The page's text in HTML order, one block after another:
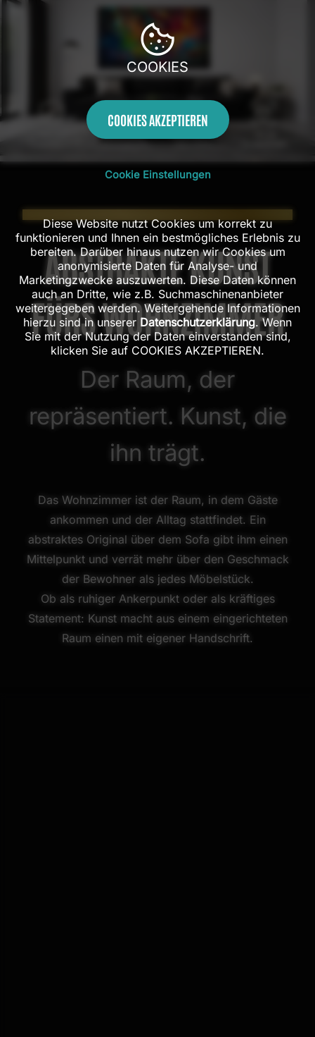
Handarbeit aus
ABSTRAKTE KUNST
FÜRS WOHNZIMMER
Der Raum, der
repräsentiert. Kunst, die
ihn trägt.
Das Wohnzimmer ist der Raum, in dem Gäste
ankommen und der Alltag stattfindet. Ein
abstraktes Original über dem Sofa gibt ihm einen
Mittelpunkt und verrät mehr über den Geschmack
der Bewohner als jedes Möbelstück.
Ob als ruhiger Ankerpunkt oder als kräftiges
Statement: Kunst macht aus einem eingerichteten
Raum einen mit eigener Handschrift.
COOKIES
COOKIES AKZEPTIEREN
Cookie Einstellungen
Diese Website nutzt Cookies um korrekt zu
funktionieren und Ihnen ein bestmögliches Erlebnis zu
bereiten. Darüber hinaus nutzen wir Cookies um
anonymisierte Daten für Analyse- und
Marketingzwecke auszuwerten. Diese Daten können
auch an Dritte, wie z.B. Suchmaschinenanbieter
weitergegeben werden. Weitergehende Informationen
hierzu sind in unserer Datenschutzerklärung. Wenn
Sie mit der Nutzung der Daten einverstanden sind,
klicken Sie auf COOKIES AKZEPTIEREN.